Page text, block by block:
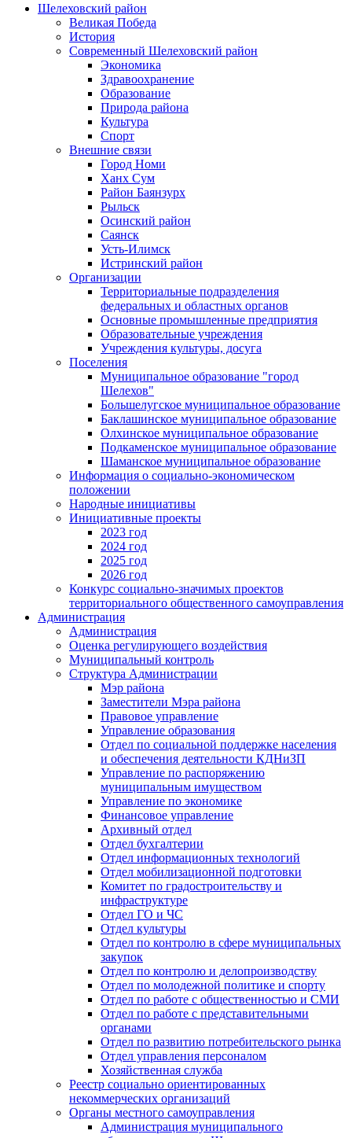
Шелеховский район
Великая Победа
История
Современный Шелеховский район
Экономика
Здравоохранение
Образование
Природа района
Культура
Спорт
Внешние связи
Город Номи
Ханх Сум
Район Баянзурх
Рыльск
Осинский район
Саянск
Усть-Илимск
Истринский район
Организации
Территориальные подразделения
федеральных и областных органов
Основные промышленные предприятия
Образовательные учреждения
Учреждения культуры, досуга
Поселения
Муниципальное образование "город
Шелехов"
Большелугское муниципальное образование
Баклашинское муниципальное образование
Олхинское муниципальное образование
Подкаменское муниципальное образование
Шаманское муниципальное образование
Информация о социально-экономическом
положении
Народные инициативы
Инициативные проекты
2023 год
2024 год
2025 год
2026 год
Конкурс социально-значимых проектов
территориального общественного самоуправления
Администрация
Администрация
Оценка регулирующего воздействия
Муниципальный контроль
Структура Администрации
Мэр района
Заместители Мэра района
Правовое управление
Управление образования
Отдел по социальной поддержке населения
и обеспечения деятельности КДНиЗП
Управление по распоряжению
муниципальным имуществом
Управление по экономике
Финансовое управление
Архивный отдел
Отдел бухгалтерии
Отдел информационных технологий
Отдел мобилизационной подготовки
Комитет по градостроительству и
инфраструктуре
Отдел ГО и ЧС
Отдел культуры
Отдел по контролю в сфере муниципальных
закупок
Отдел по контролю и делопроизводству
Отдел по молодежной политике и спорту
Отдел по работе с общественностью и СМИ
Отдел по работе с представительными
органами
Отдел по развитию потребительского рынка
Отдел управления персоналом
Хозяйственная служба
Реестр социально ориентированных
некоммерческих организаций
Органы местного самоуправления
Администрация муниципального